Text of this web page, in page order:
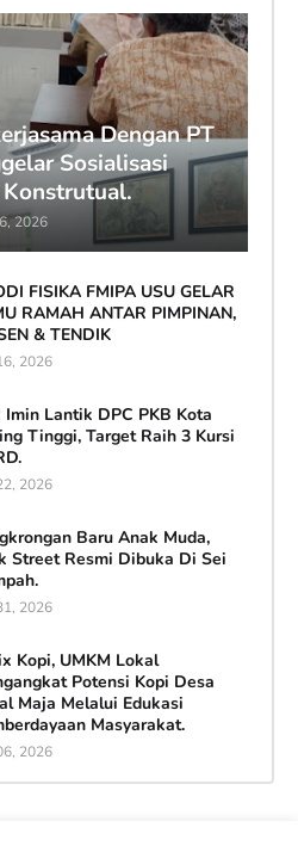
Dengan PT
Sosialisasi
Konstrutual.
2026
FISIKA FMIPA USU GELAR
RAMAH ANTAR PIMPINAN,
& TENDIK
2026
Imin Lantik DPC PKB Kota
Tinggi, Target Raih 3 Kursi
2026
Baru Anak Muda,
Street Resmi Dibuka Di Sei
2026
Kopi, UMKM Lokal
Potensi Kopi Desa
Maja Melalui Edukasi
Masyarakat.
2026